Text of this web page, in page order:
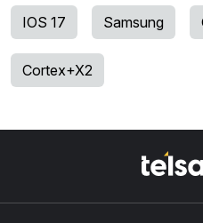
IOS 17 Samsung
Cortex+X2